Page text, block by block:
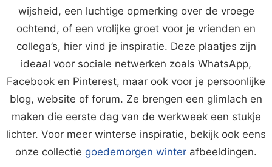
wijsheid, een luchtige opmerking over de vroege
ochtend, of een vrolijke groet voor je vrienden en
collega’s, hier vind je inspiratie. Deze plaatjes zijn
ideaal voor sociale netwerken zoals WhatsApp,
Facebook en Pinterest, maar ook voor je persoonlijke
blog, website of forum. Ze brengen een glimlach en
maken die eerste dag van de werkweek een stukje
lichter. Voor meer winterse inspiratie, bekijk ook eens
onze collectie goedemorgen winter afbeeldingen.